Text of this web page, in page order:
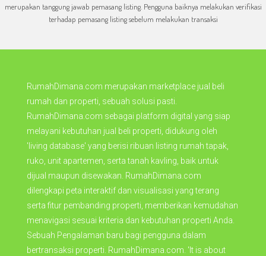
merupakan tanggung jawab pemasang listing. Pengguna baiknya melakukan verifikasi
terhadap pemasang listing sebelum melakukan transaksi
RumahDimana.com merupakan marketplace jual beli
rumah dan properti, sebuah solusi pasti.
RumahDimana.com sebagai platform digital yang siap
melayani kebutuhan jual beli properti, didukung oleh
'living database' yang berisi ribuan listing rumah tapak,
ruko, unit apartemen, serta tanah kavling, baik untuk
dijual maupun disewakan. RumahDimana.com
dilengkapi peta interaktif dan visualisasi yang terang
serta fitur pembanding properti, memberikan kemudahan
menavigasi sesuai kriteria dan kebutuhan properti Anda.
Sebuah Pengalaman baru bagi pengguna dalam
bertransaksi properti. RumahDimana.com. 'It is about